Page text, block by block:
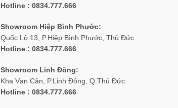
Hotline : 0834.777.666
Showroom Hiệp Bình Phước:
Quốc Lộ 13, P.Hiệp Bình Phước, Thủ Đức
Hotline : 0834.777.666
Showroom Linh Đông:
Kha Vạn Cân, P.Linh Đông, Q.Thủ Đức
Hotline : 0834.777.666